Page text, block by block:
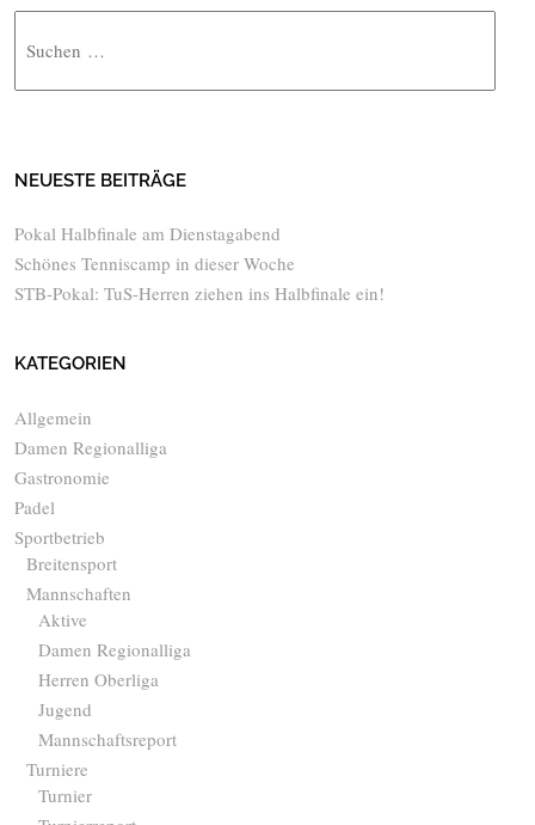
NEUESTE BEITRÄGE
Pokal Halbfinale am Dienstagabend
Schönes Tenniscamp in dieser Woche
STB-Pokal: TuS-Herren ziehen ins Halbfinale ein!
KATEGORIEN
Allgemein
Damen Regionalliga
Gastronomie
Padel
Sportbetrieb
Breitensport
Mannschaften
Aktive
Damen Regionalliga
Herren Oberliga
Jugend
Mannschaftsreport
Turniere
Turnier